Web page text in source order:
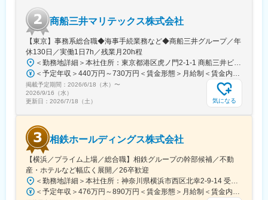
商船三井マリテックス株式会社
【東京】事務系総合職◆海事手続業務など◆商船三井グループ／年
休130日／実働1日7h／残業月20h程
掲載予定期間： 2026/6/18（木） 〜
2026/9/16（水）
更新日： 2026/7/18（土） 気になる
相鉄ホールディングス株式会社
【横浜／プライム上場／総合職】相鉄グループの幹部候補／不動
産・ホテルなど幅広く展開／26卒歓迎